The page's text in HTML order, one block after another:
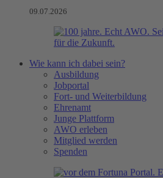
09.07.2026
Wie kann ich dabei sein?
Ausbildung
Jobportal
Fort- und Weiterbildung
Ehrenamt
Junge Plattform
AWO erleben
Mitglied werden
Spenden